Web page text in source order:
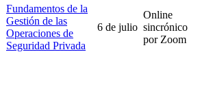
Fundamentos de la
Gestión de las
Operaciones de
Seguridad Privada
6 de julio
Online
sincrónico
por Zoom